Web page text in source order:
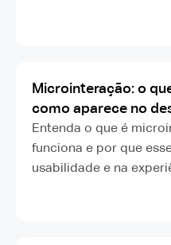
Microinteração: o
como aparece no
Entenda o que é
funciona e por que
usabilidade e na